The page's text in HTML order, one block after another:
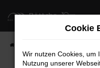
Zum
springen
Cookie
Wir nutzen Cookies, um
Nutzung unserer